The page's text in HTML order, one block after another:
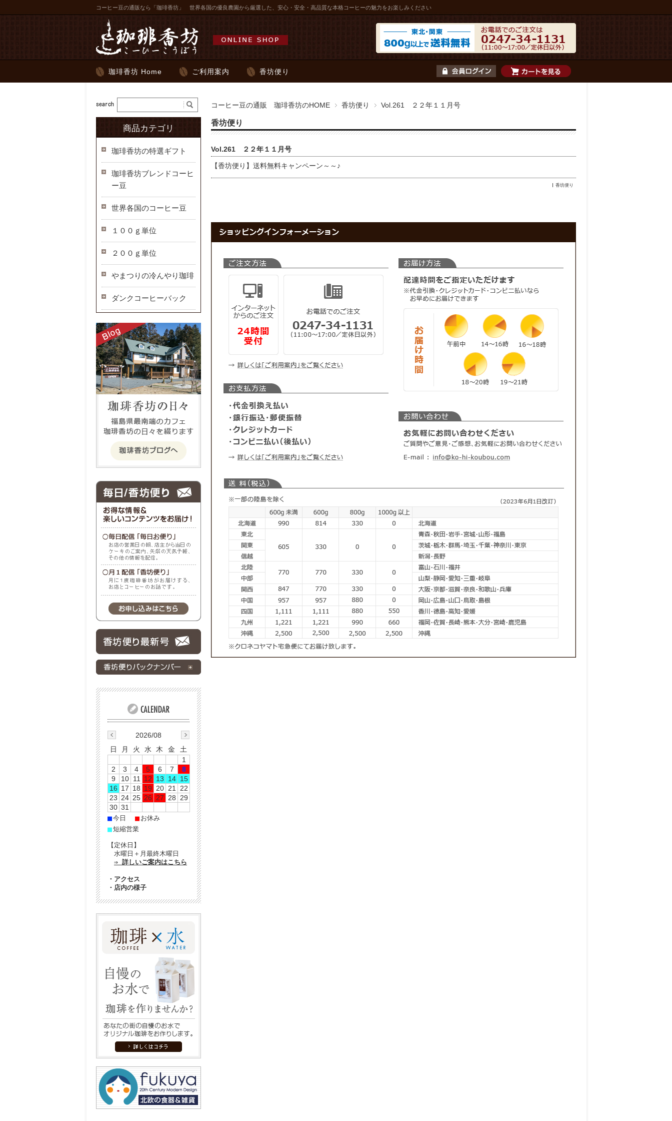
コーヒー豆の通販なら「珈琲香坊」 世界各国の優良農園から厳選した、安心・安全・高品質な本格コーヒーの魅力をお楽しみください
珈琲香坊 Home ご利用案内 香坊便り
コーヒー豆の通販 珈琲香坊のHOME 香坊便り Vol.261 ２２年１１月号
香坊便り
Vol.261 ２２年１１月号
【香坊便り】送料無料キャンペーン～～♪
香坊便り
商品カテゴリ
珈琲香坊の特選ギフト
珈琲香坊ブレンドコーヒ
ー豆
世界各国のコーヒー豆
１００ｇ単位
２００ｇ単位
やまつりの冷んやり珈琲
ダンクコーヒーバック
2026/08
日
月 火 水 木 金
土
1
2
3 4 5 6 7
8
9
10 11 12 13 14 15
16 17 18 19 20 21
22
23 24 25 26 27 28
29
30 31
■今日 ■ お休み
■短縮営業
【定休日】
水曜日＋月最終木曜日
⇒ 詳しいご案内はこちら
・ アクセス
・ 店内の様子